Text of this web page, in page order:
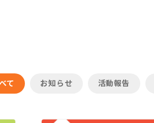
て お知らせ 活動報告